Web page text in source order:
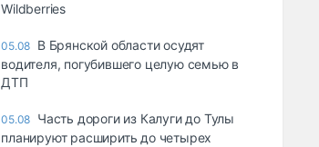
Wildberries
05.08 В Брянской области осудят
водителя, погубившего целую семью в
ДТП
05.08 Часть дороги из Калуги до Тулы
планируют расширить до четырех